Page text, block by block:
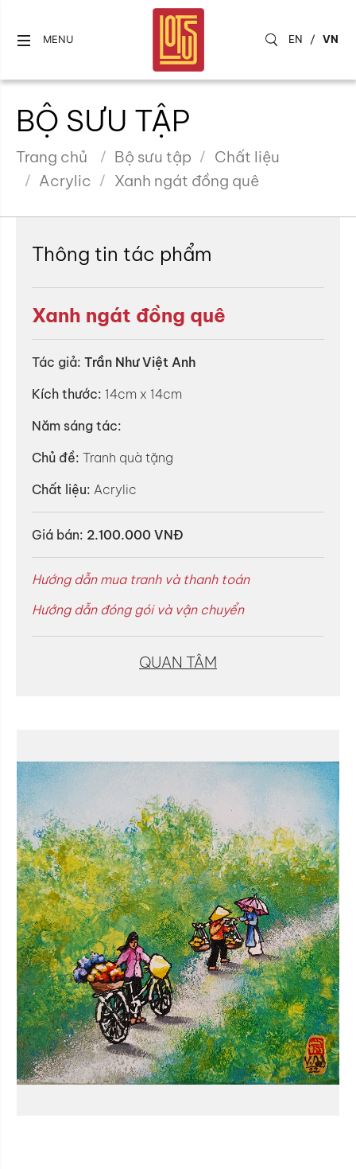
MENU EN / VN
BỘ SƯU TẬP
Trang chủ Bộ sưu tập
Chất liệu
Acrylic
Xanh ngát đồng quê
Thông tin tác phẩm
Xanh ngát đồng quê
Tác giả: Trần Như Việt Anh
Kích thước: 14cm x 14cm
Năm sáng tác:
Chủ đề: Tranh quà tặng
Chất liệu: Acrylic
Giá bán: 2.100.000 VNĐ
Hướng dẫn mua tranh và thanh toán
Hướng dẫn đóng gói và vận chuyển
QUAN TÂM